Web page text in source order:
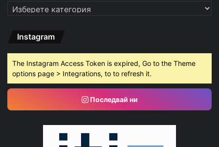
Категории
Instagram
The Instagram Access Token is expired, Go to the Theme
options page > Integrations, to to refresh it.
Последвай ни